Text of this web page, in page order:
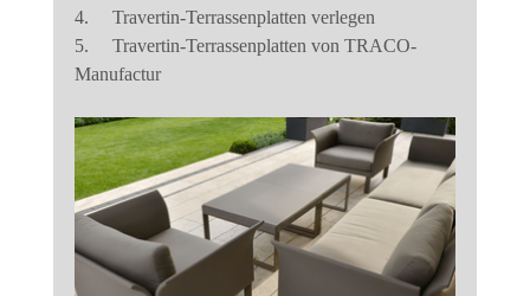
4.     Travertin-Terrassenplatten verlegen
5.     Travertin-Terrassenplatten von TRACO-
Manufactur